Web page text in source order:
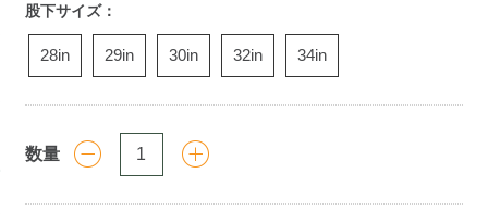
股下サイズ：
28in 29in 30in 32in 34in
数量